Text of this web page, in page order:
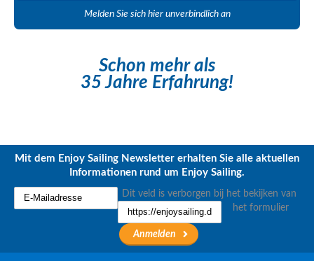
Melden Sie sich hier unverbindlich an
Schon mehr als
35 Jahre Erfahrung!
Mit dem Enjoy Sailing Newsletter erhalten Sie alle aktuellen
Informationen rund um Enjoy Sailing.
Dit veld is verborgen bij het bekijken van
het formulier